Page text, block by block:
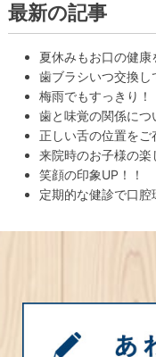
最新の記事
夏休みもお口の健康
歯ブラシいつ交換し
梅雨でもすっきり！
歯と味覚の関係につ
正しい舌の位置をご
来院時のお子様の楽
笑顔の印象UP！！
定期的な健診で口腔